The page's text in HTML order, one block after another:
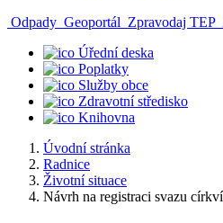
Odpady Geoportál Zpravodaj TEP
Úřední deska
Poplatky
Služby obce
Zdravotní středisko
Knihovna
Úvodní stránka
Radnice
Životní situace
Návrh na registraci svazu